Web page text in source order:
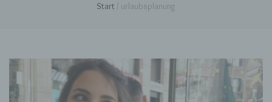
Start / urlaubsplanung